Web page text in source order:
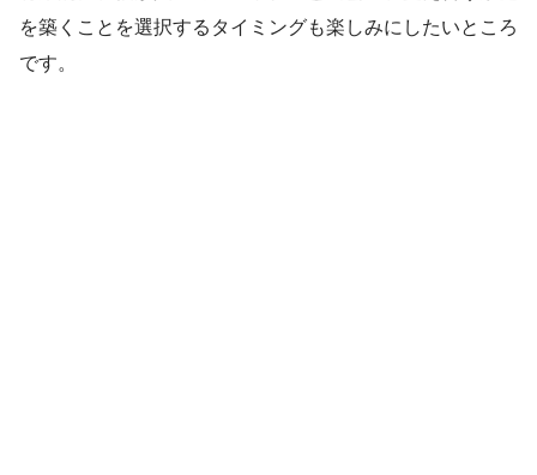
を築くことを選択するタイミングも楽しみにしたいところ
です。